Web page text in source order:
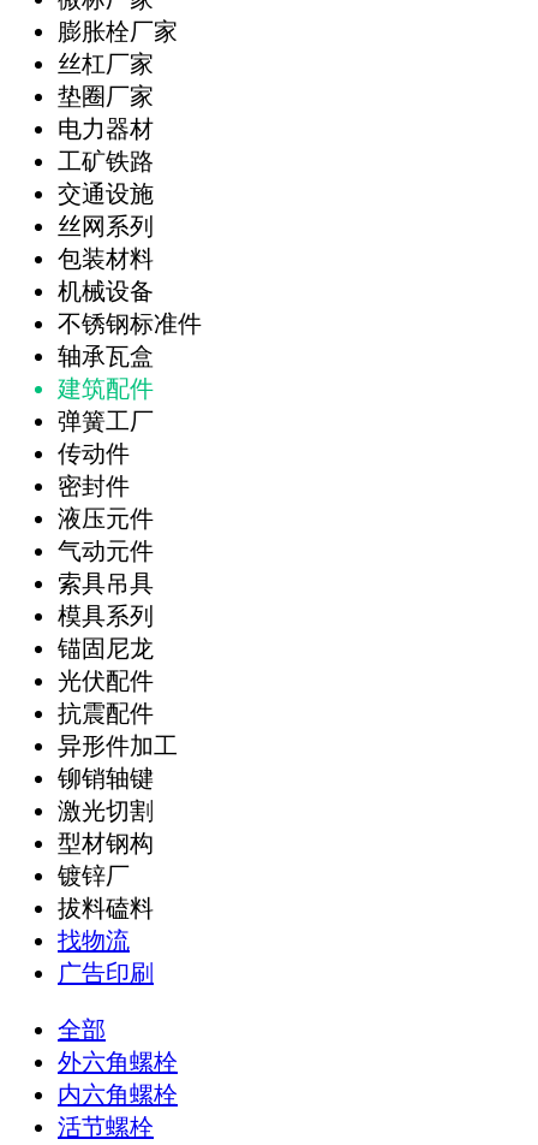
膨胀栓厂家
丝杠厂家
垫圈厂家
电力器材
工矿铁路
交通设施
丝网系列
包装材料
机械设备
不锈钢标准件
轴承瓦盒
建筑配件
弹簧工厂
传动件
密封件
液压元件
气动元件
索具吊具
模具系列
锚固尼龙
光伏配件
抗震配件
异形件加工
铆销轴键
激光切割
型材钢构
镀锌厂
拔料磕料
找物流
广告印刷
全部
外六角螺栓
内六角螺栓
活节螺栓